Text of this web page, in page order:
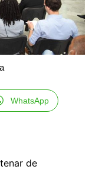
WhatsApp
de